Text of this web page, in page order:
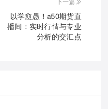
以学愈愚！a50期货直
播间：实时行情与专业
分析的交汇点